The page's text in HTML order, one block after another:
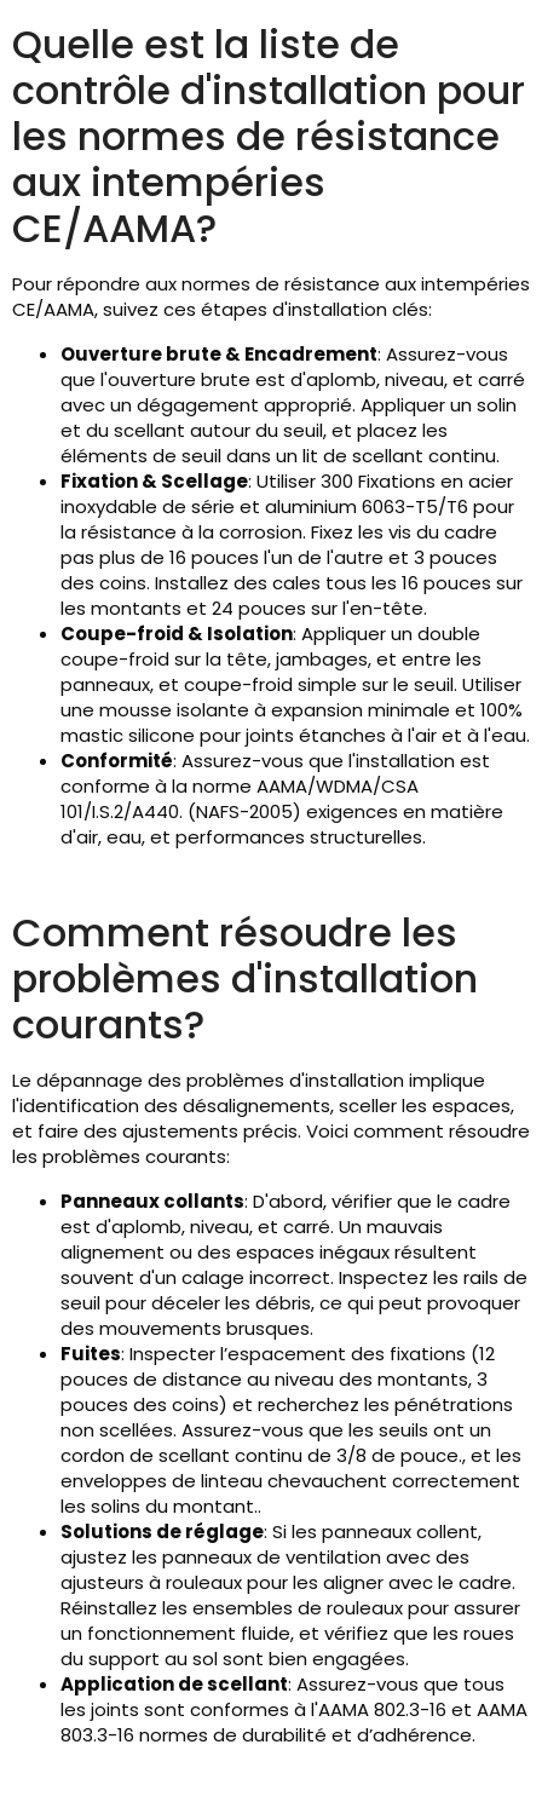
Quelle est la liste de
contrôle d'installation pour
les normes de résistance
aux intempéries
CE/AAMA?
Pour répondre aux normes de résistance aux intempéries
CE/AAMA, suivez ces étapes d'installation clés:
Ouverture brute & Encadrement: Assurez-vous
que l'ouverture brute est d'aplomb, niveau, et carré
avec un dégagement approprié. Appliquer un solin
et du scellant autour du seuil, et placez les
éléments de seuil dans un lit de scellant continu.
Fixation & Scellage: Utiliser 300 Fixations en acier
inoxydable de série et aluminium 6063-T5/T6 pour
la résistance à la corrosion. Fixez les vis du cadre
pas plus de 16 pouces l'un de l'autre et 3 pouces
des coins. Installez des cales tous les 16 pouces sur
les montants et 24 pouces sur l'en-tête.
Coupe-froid & Isolation: Appliquer un double
coupe-froid sur la tête, jambages, et entre les
panneaux, et coupe-froid simple sur le seuil. Utiliser
une mousse isolante à expansion minimale et 100%
mastic silicone pour joints étanches à l'air et à l'eau.
Conformité: Assurez-vous que l'installation est
conforme à la norme AAMA/WDMA/CSA
101/I.S.2/A440. (NAFS-2005) exigences en matière
d'air, eau, et performances structurelles.
Comment résoudre les
problèmes d'installation
courants?
Le dépannage des problèmes d'installation implique
l'identification des désalignements, sceller les espaces,
et faire des ajustements précis. Voici comment résoudre
les problèmes courants:
Panneaux collants: D'abord, vérifier que le cadre
est d'aplomb, niveau, et carré. Un mauvais
alignement ou des espaces inégaux résultent
souvent d'un calage incorrect. Inspectez les rails de
seuil pour déceler les débris, ce qui peut provoquer
des mouvements brusques.
Fuites: Inspecter l’espacement des fixations (12
pouces de distance au niveau des montants, 3
pouces des coins) et recherchez les pénétrations
non scellées. Assurez-vous que les seuils ont un
cordon de scellant continu de 3/8 de pouce., et les
enveloppes de linteau chevauchent correctement
les solins du montant..
Solutions de réglage: Si les panneaux collent,
ajustez les panneaux de ventilation avec des
ajusteurs à rouleaux pour les aligner avec le cadre.
Réinstallez les ensembles de rouleaux pour assurer
un fonctionnement fluide, et vérifiez que les roues
du support au sol sont bien engagées.
Application de scellant: Assurez-vous que tous
les joints sont conformes à l'AAMA 802.3-16 et AAMA
803.3-16 normes de durabilité et d’adhérence.